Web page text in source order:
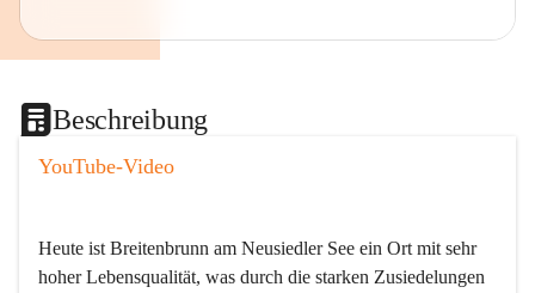
Beschreibung
YouTube-Video
Heute ist Breitenbrunn am Neusiedler See ein Ort mit sehr
hoher Lebensqualität, was durch die starken Zusiedelungen